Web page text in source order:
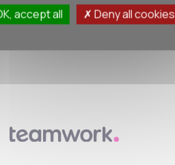
accept all Deny all cookies